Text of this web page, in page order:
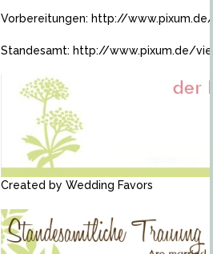
Vorbereitungen: http://www.pixum.de/
Standesamt: http://www.pixum.de/
Created by Wedding Favors